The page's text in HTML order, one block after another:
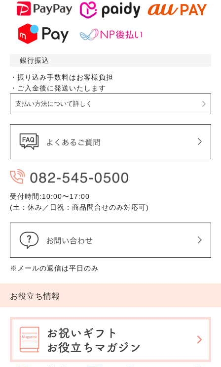
銀行振込
・振り込み手数料はお客様負担
・ご入金後に発送いたします
支払い方法について詳しく
受付時間:10:00〜17:00
(土：休み／日祝：商品問合せのみ対応可)
※メールの返信は平日のみ
お役立ち情報